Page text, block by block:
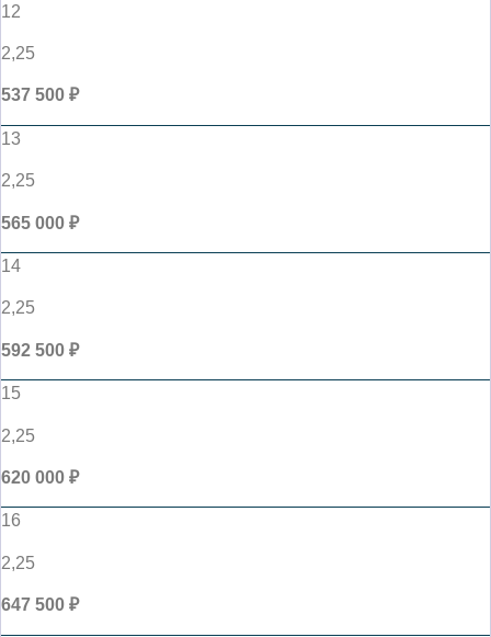
12
2,25
537 500 ₽
13
2,25
565 000 ₽
14
2,25
592 500 ₽
15
2,25
620 000 ₽
16
2,25
647 500 ₽